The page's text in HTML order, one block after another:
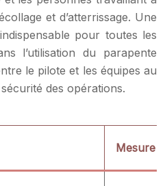
et d’atterrissage. Une
pour toutes les
l’utilisation du parapente
le pilote et les équipes au
des opérations.
Mesure